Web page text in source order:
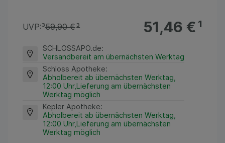
51,46 €¹
UVP:³59,90 €³
SCHLOSSAPO.de:
Versandbereit am übernächsten Werktag
Schloss Apotheke:
Abholbereit ab übernächsten Werktag,
12:00 Uhr,Lieferung am übernächsten
Werktag möglich
Kepler Apotheke:
Abholbereit ab übernächsten Werktag,
12:00 Uhr,Lieferung am übernächsten
Werktag möglich